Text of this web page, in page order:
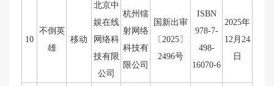
10
不倒英
雄
移动
北京中
娱在线
网络科
技有限
公司
杭州镭
射网络
科技有
限公司
国新出审
〔2025〕
2496号
ISBN
978-7-
498-
16070-6
2025年
12月24
日